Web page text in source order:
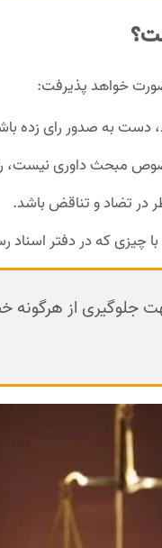
خواهد پذیرفت:
دست به صدور رای زده
مبحث داوری نیست،
در تضاد و تناقض باشد.
چیزی که در دفتر
جلوگیری از هرگونه